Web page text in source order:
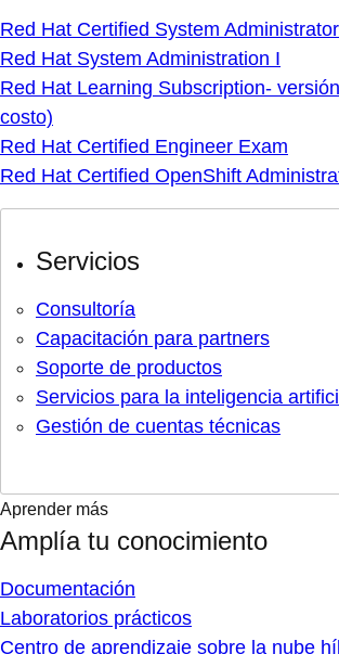
Red Hat Certified System
Red Hat System Administration I
Red Hat Learning Subscription-
costo)
Red Hat Certified Engineer Exam
Red Hat Certified OpenShift
Servicios
Consultoría
Capacitación para partners
Soporte de productos
Servicios para la inteligencia
Gestión de cuentas técnicas
Aprender más
Amplía tu conocimiento
Documentación
Laboratorios prácticos
Centro de aprendizaje sobre la nube